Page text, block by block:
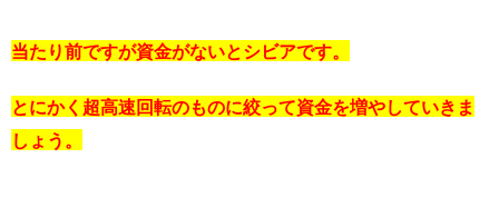
当たり前ですが資金がないとシビアです。
とにかく超高速回転のものに絞って資金を増やしていきま
しょう。